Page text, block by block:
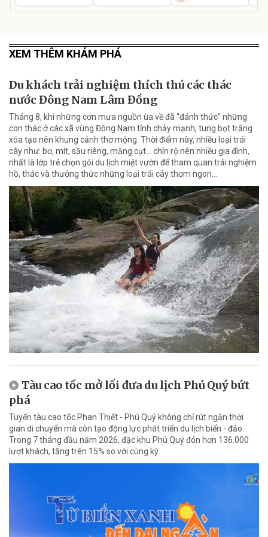
XEM THÊM KHÁM PHÁ
Du khách trải nghiệm thích thú các thác
nước Đông Nam Lâm Đồng
Tháng 8, khi những cơn mưa nguồn ùa về đã “đánh thức” những
con thác ở các xã vùng Đông Nam tỉnh chảy mạnh, tung bọt trắng
xóa tạo nên khung cảnh thơ mộng. Thời điểm này, nhiều loại trái
cây như: bơ, mít, sầu riêng, măng cụt... chín rộ nên nhiều gia đình,
nhất là lớp trẻ chọn gói du lịch miệt vườn để tham quan trải nghiệm
hồ, thác và thưởng thức những loại trái cây thơm ngon...
Tàu cao tốc mở lối đưa du lịch Phú Quý bứt
phá
Tuyến tàu cao tốc Phan Thiết - Phú Quý không chỉ rút ngắn thời
gian di chuyển mà còn tạo động lực phát triển du lịch biển - đảo.
Trong 7 tháng đầu năm 2026, đặc khu Phú Quý đón hơn 136.000
lượt khách, tăng trên 15% so với cùng kỳ.